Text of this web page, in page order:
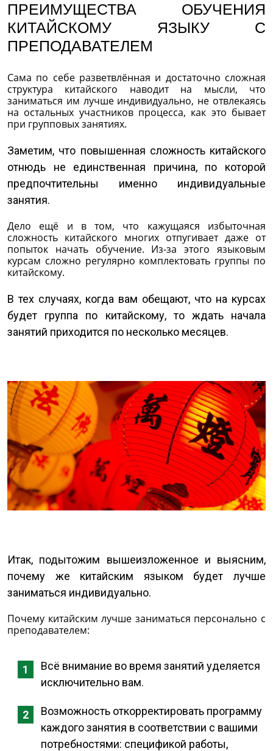
ПРЕИМУЩЕСТВА ОБУЧЕНИЯ
КИТАЙСКОМУ ЯЗЫКУ С
ПРЕПОДАВАТЕЛЕМ
Сама по себе разветвлённая и достаточно сложная
структура китайского наводит на мысли, что
заниматься им лучше индивидуально, не отвлекаясь
на остальных участников процесса, как это бывает
при групповых занятиях.
Заметим, что повышенная сложность китайского
отнюдь не единственная причина, по которой
предпочтительны именно индивидуальные
занятия.
Дело ещё и в том, что кажущаяся избыточная
сложность китайского многих отпугивает даже от
попыток начать обучение. Из-за этого языковым
курсам сложно регулярно комплектовать группы по
китайскому.
В тех случаях, когда вам обещают, что на курсах
будет группа по китайскому, то ждать начала
занятий приходится по несколько месяцев.
Итак, подытожим вышеизложенное и выясним,
почему же китайским языком будет лучше
заниматься индивидуально.
Почему китайским лучше заниматься персонально с
преподавателем:
Всё внимание во время занятий уделяется
исключительно вам.
Возможность откорректировать программу
каждого занятия в соответствии с вашими
потребностями: спецификой работы,